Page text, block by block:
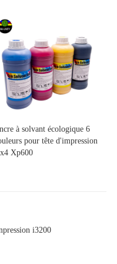
à solvant écologique 6
pour tête d'impression
Xp600
i3200